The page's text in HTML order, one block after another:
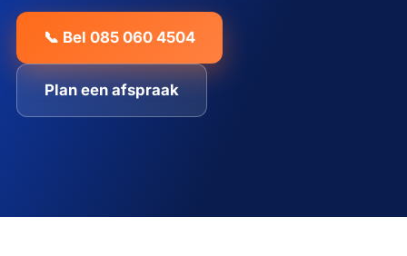
📞 Bel 085 060 4504
Plan een afspraak